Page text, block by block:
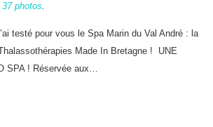
37 photos.
testé pour vous le Spa Marin du Val André : la
Made In Bretagne ! UNE
SPA ! Réservée aux…